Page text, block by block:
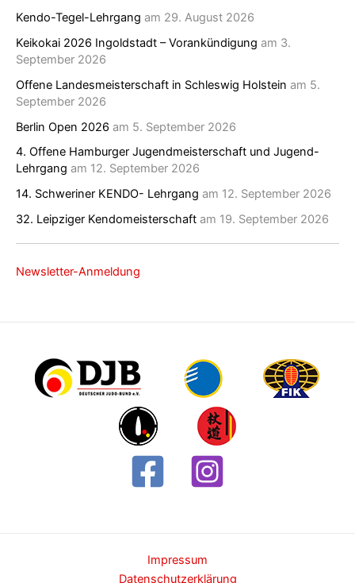
Kendo-Tegel-Lehrgang am 29. August 2026
Keikokai 2026 Ingoldstadt – Vorankündigung am 3.
September 2026
Offene Landesmeisterschaft in Schleswig Holstein am 5.
September 2026
Berlin Open 2026 am 5. September 2026
4. Offene Hamburger Jugendmeisterschaft und Jugend-
Lehrgang am 12. September 2026
14. Schweriner KENDO- Lehrgang am 12. September 2026
32. Leipziger Kendomeisterschaft am 19. September 2026
Newsletter-Anmeldung
Impressum
Datenschutzerklärung